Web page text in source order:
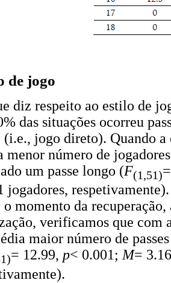
de jogo
diz respeito ao estilo de
das situações ocorreu
(i.e., jogo direto). Quando
menor número de
um passe longo (F(1,51)
jogadores,
o momento da
verificamos que com
maior número de
= 12.99, p< 0.001;M=